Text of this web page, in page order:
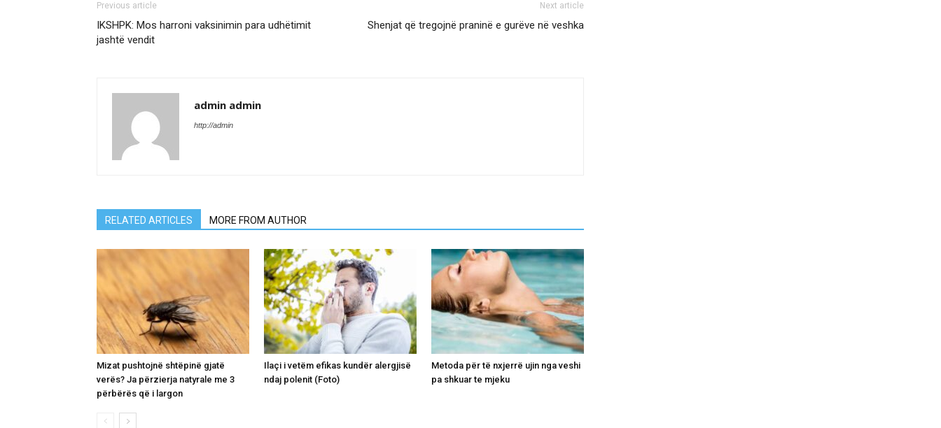
Previous article
IKSHPK: Mos harroni vaksinimin para udhëtimit
jashtë vendit
Next article
Shenjat që tregojnë praninë e gurëve në veshka
admin admin
http://admin
RELATED ARTICLES MORE FROM AUTHOR
Mizat pushtojnë shtëpinë gjatë
verës? Ja përzierja natyrale me 3
përbërës që i largon
Ilaçi i vetëm efikas kundër alergjisë
ndaj polenit (Foto)
Metoda për të nxjerrë ujin nga veshi
pa shkuar te mjeku